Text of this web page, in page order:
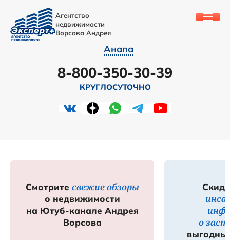
Агентство
недвижимости
Ворсова Андрея
Анапа
8-800-350-30-39
КРУГЛОСУТОЧНО
Смотрите свежие обзоры
о недвижимости
на Ютуб-канале Андрея
Ворсова
о